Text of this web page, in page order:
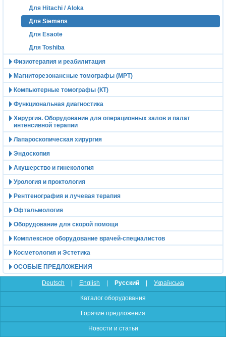
Для Hitachi / Aloka
Для Siemens
Для Esaote
Для Toshiba
Физиотерапия и реабилитация
Магниторезонансные томографы (МРТ)
Компьютерные томографы (КТ)
Функциональная диагностика
Хирургия. Оборудование для операционных залов и палат
интенсивной терапии
Лапароскопическая хирургия
Эндоскопия
Акушерство и гинекология
Урология и проктология
Рентгенография и лучевая терапия
Офтальмология
Оборудование для скорой помощи
Комплексное оборудование врачей-специалистов
Косметология и Эстетика
ОСОБЫЕ ПРЕДЛОЖЕНИЯ
Deutsch | English | Русский | Українська
Каталог оборудования
Горячие предложения
Новости и статьи